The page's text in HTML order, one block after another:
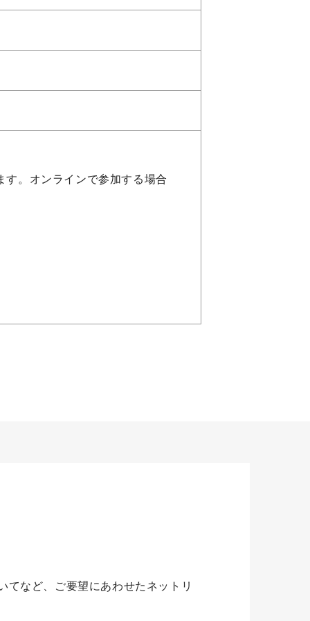
。オンラインで参加する場合
てなど、ご要望にあわせたネットリ